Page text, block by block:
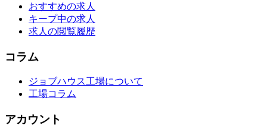
おすすめの求人
キープ中の求人
求人の閲覧履歴
コラム
ジョブハウス工場について
工場コラム
アカウント